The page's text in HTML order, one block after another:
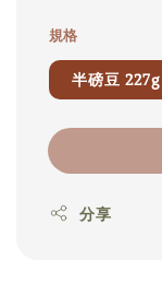
規格
半磅豆 227g
分享